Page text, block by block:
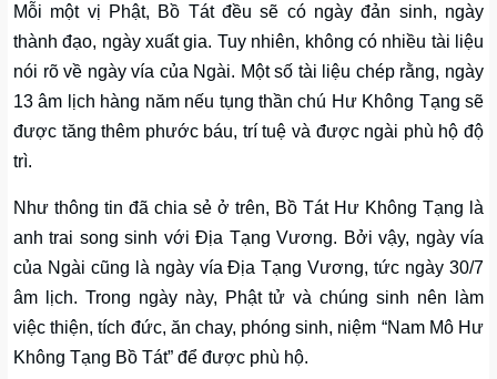
Mỗi một vị Phật, Bồ Tát đều sẽ có ngày đản sinh, ngày
thành đạo, ngày xuất gia. Tuy nhiên, không có nhiều tài liệu
nói rõ về ngày vía của Ngài. Một số tài liệu chép rằng, ngày
13 âm lịch hàng năm nếu tụng thần chú Hư Không Tạng sẽ
được tăng thêm phước báu, trí tuệ và được ngài phù hộ độ
trì.
Như thông tin đã chia sẻ ở trên, Bồ Tát Hư Không Tạng là
anh trai song sinh với Địa Tạng Vương. Bởi vậy, ngày vía
của Ngài cũng là ngày vía Địa Tạng Vương, tức ngày 30/7
âm lịch. Trong ngày này, Phật tử và chúng sinh nên làm
việc thiện, tích đức, ăn chay, phóng sinh, niệm “Nam Mô Hư
Không Tạng Bồ Tát” để được phù hộ.